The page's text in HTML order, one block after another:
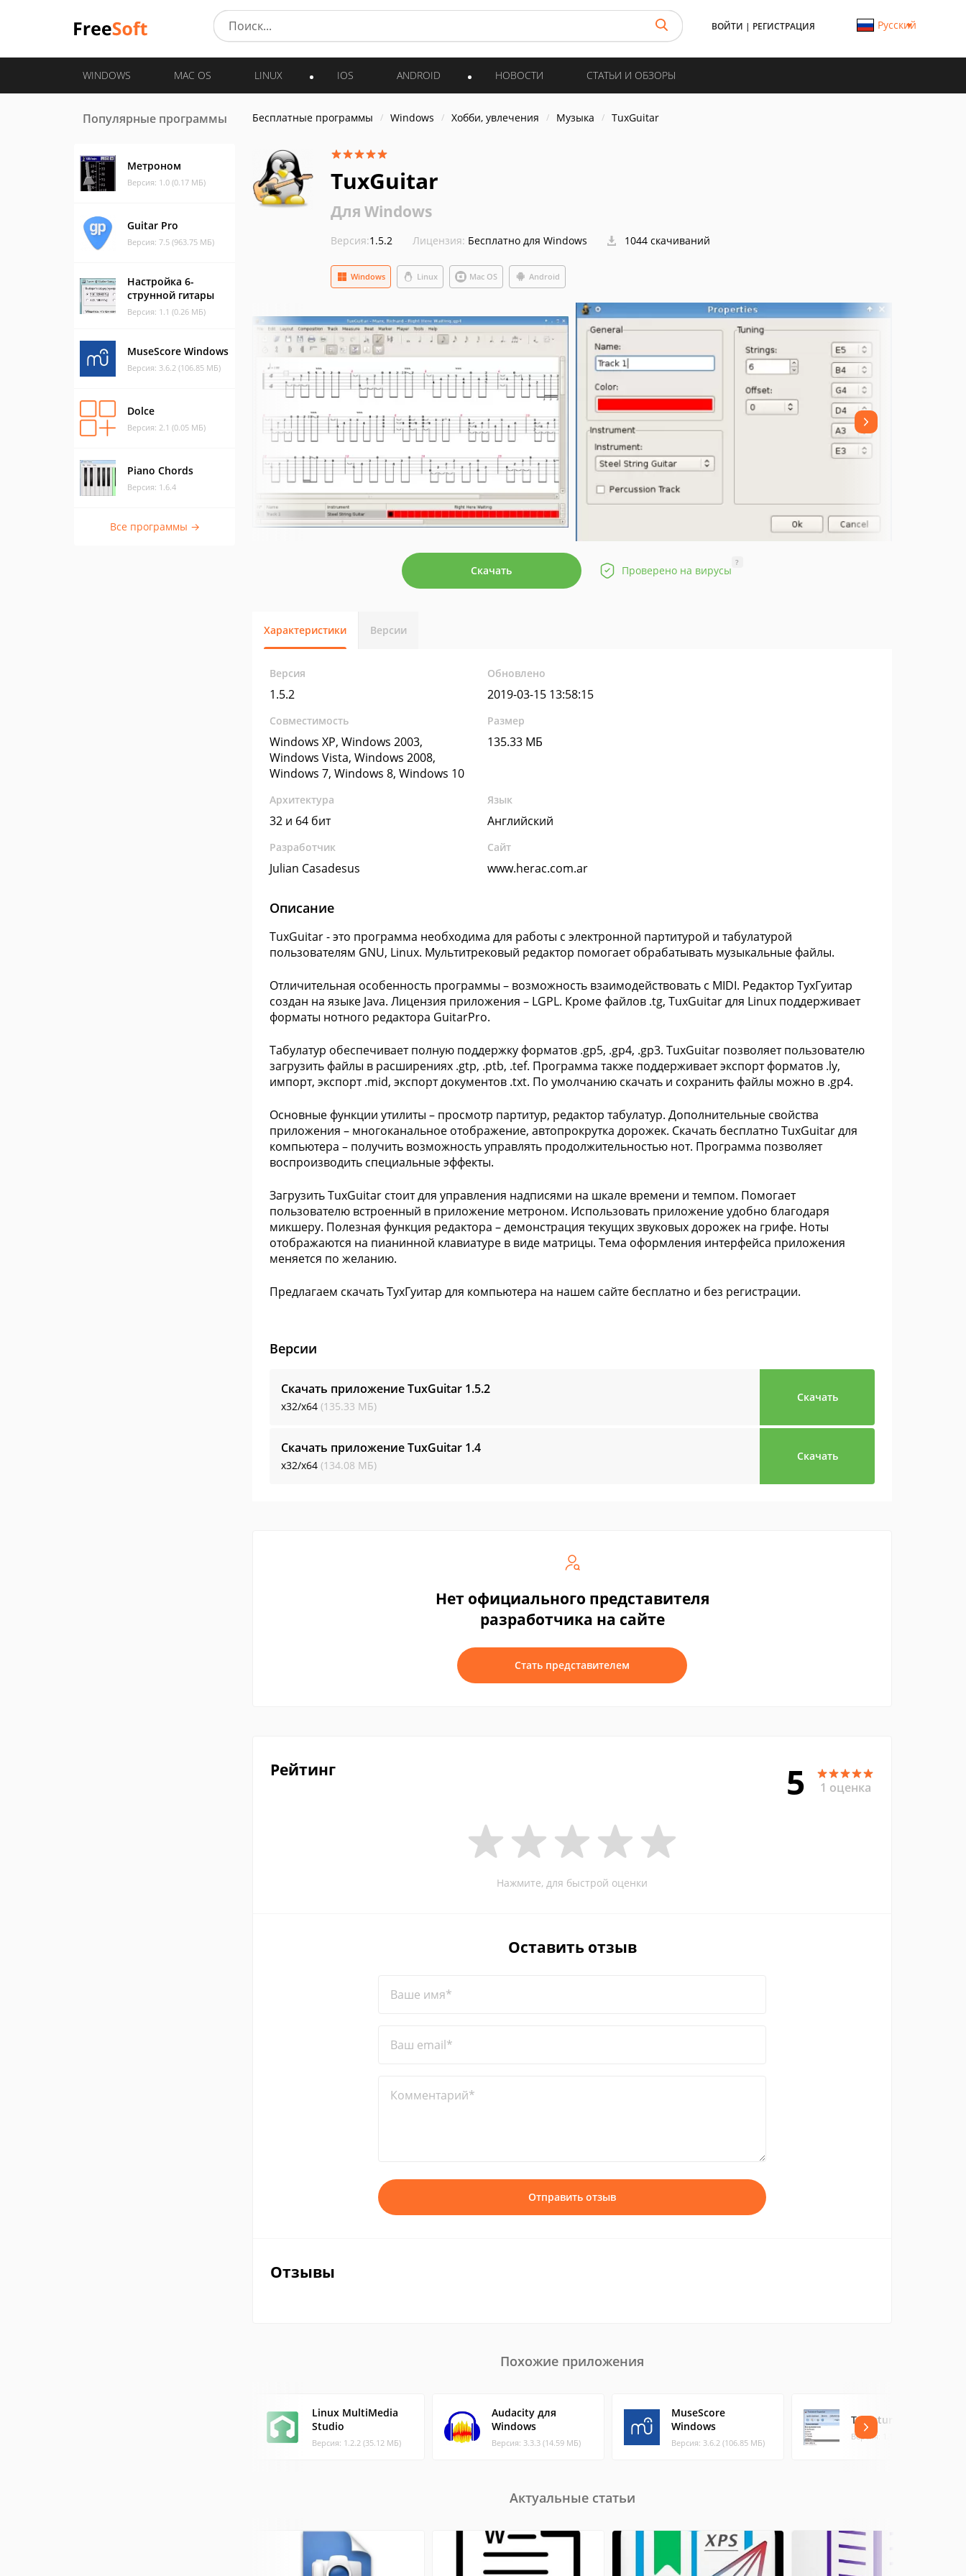
ВОЙТИ | РЕГИСТРАЦИЯ Русский
WINDOWS MAC OS LINUX IOS ANDROID НОВОСТИ СТАТЬИ И ОБЗОРЫ
Популярные программы
Метроном
Версия: 1.0 (0.17 МБ)
Guitar Pro
Версия: 7.5 (963.75 МБ)
Настройка 6-
струнной гитары
Версия: 1.1 (0.26 МБ)
MuseScore Windows
Версия: 3.6.2 (106.85 МБ)
Dolce
Версия: 2.1 (0.05 МБ)
Piano Chords
Версия: 1.6.4
Все программы →
Бесплатные программы Windows Хобби, увлечения Музыка TuxGuitar
TuxGuitar
Для Windows
Версия:1.5.2 Лицензия: Бесплатно для Windows 1044 скачиваний
Windows Linux Mac OS Android
Скачать Проверено на вирусы
?
Характеристики Версии
Версия
1.5.2
Обновлено
2019-03-15 13:58:15
Совместимость
Windows XP, Windows 2003,
Windows Vista, Windows 2008,
Windows 7, Windows 8, Windows 10
Размер
135.33 МБ
Архитектура
32 и 64 бит
Язык
Английский
Разработчик
Julian Casadesus
Сайт
www.herac.com.ar
Описание
TuxGuitar - это программа необходима для работы с электронной партитурой и табулатурой
пользователям GNU, Linux. Мультитрековый редактор помогает обрабатывать музыкальные файлы.
Отличительная особенность программы – возможность взаимодействовать с MIDI. Редактор ТухГуитар
создан на языке Java. Лицензия приложения – LGPL. Кроме файлов .tg, TuxGuitar для Linux поддерживает
форматы нотного редактора GuitarPro.
Табулатур обеспечивает полную поддержку форматов .gp5, .gp4, .gp3. TuxGuitar позволяет пользователю
загрузить файлы в расширениях .gtp, .ptb, .tef. Программа также поддерживает экспорт форматов .ly,
импорт, экспорт .mid, экспорт документов .txt. По умолчанию скачать и сохранить файлы можно в .gp4.
Основные функции утилиты – просмотр партитур, редактор табулатур. Дополнительные свойства
приложения – многоканальное отображение, автопрокрутка дорожек. Скачать бесплатно TuxGuitar для
компьютера – получить возможность управлять продолжительностью нот. Программа позволяет
воспроизводить специальные эффекты.
Загрузить TuxGuitar стоит для управления надписями на шкале времени и темпом. Помогает
пользователю встроенный в приложение метроном. Использовать приложение удобно благодаря
микшеру. Полезная функция редактора – демонстрация текущих звуковых дорожек на грифе. Ноты
отображаются на пианинной клавиатуре в виде матрицы. Тема оформления интерфейса приложения
меняется по желанию.
Предлагаем скачать ТухГуитар для компьютера на нашем сайте бесплатно и без регистрации.
Версии
Скачать приложение TuxGuitar 1.5.2
x32/x64 (135.33 МБ)
Скачать
Скачать приложение TuxGuitar 1.4
x32/x64 (134.08 МБ)
Скачать
Нет официального представителя
разработчика на сайте
Стать представителем
Рейтинг 5 1 оценка
Нажмите, для быстрой оценки
Оставить отзыв
Ваше имя*
Ваш email*
Комментарий*
Отправить отзыв
Отзывы
Похожие приложения
Linux MultiMedia
Studio
Версия: 1.2.2 (35.12 МБ)
Audacity для
Windows
Версия: 3.3.3 (14.59 МБ)
MuseScore
Windows
Версия: 3.6.2 (106.85 МБ)
Tablature Organizer
Версия: 1.1.3 (1.62 МБ)
Актуальные статьи